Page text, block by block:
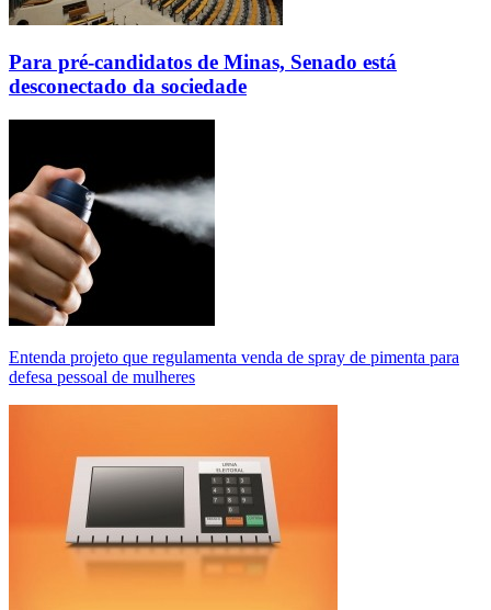
Para pré-candidatos de Minas, Senado está
desconectado da sociedade
Entenda projeto que regulamenta venda de spray de pimenta para
defesa pessoal de mulheres